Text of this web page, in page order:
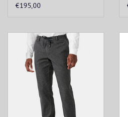
€195,00